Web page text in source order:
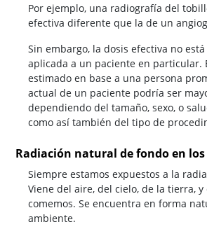
Por ejemplo, una radiografía del
efectiva diferente que la de un
Sin embargo, la dosis efectiva no
aplicada a un paciente en particular.
estimado en base a una persona
actual de un paciente podría ser
dependiendo del tamaño, sexo, o
como así también del tipo de
Radiación natural de fondo en los
Siempre estamos expuestos a la
Viene del aire, del cielo, de la tierra,
comemos. Se encuentra en forma
ambiente.